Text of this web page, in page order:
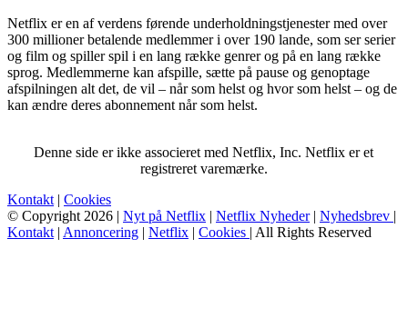
Netflix er en af verdens førende underholdningstjenester med over
300 millioner betalende medlemmer i over 190 lande, som ser serier
og film og spiller spil i en lang række genrer og på en lang række
sprog. Medlemmerne kan afspille, sætte på pause og genoptage
afspilningen alt det, de vil – når som helst og hvor som helst – og de
kan ændre deres abonnement når som helst.
Denne side er ikke associeret med Netflix, Inc. Netflix er et
registreret varemærke.
Kontakt | Cookies
© Copyright 2026 | Nyt på Netflix | Netflix Nyheder| Nyhedsbrev |
Kontakt | Annoncering | Netflix | Cookies | All Rights Reserved